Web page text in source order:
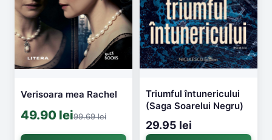
Verisoara mea Rachel
49.90 lei99.69 lei
Triumful întunericului
(Saga Soarelui Negru)
29.95 lei